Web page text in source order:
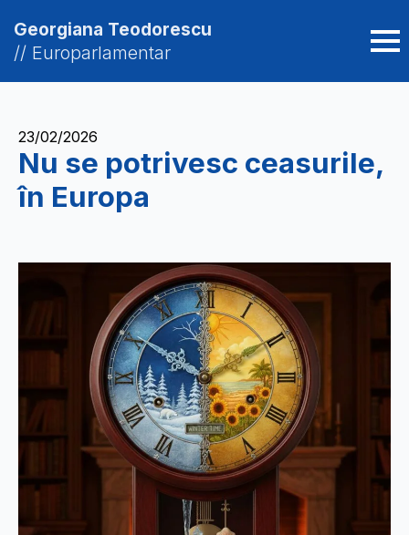
Georgiana Teodorescu
// Europarlamentar
23/02/2026
Nu se potrivesc ceasurile,
în Europa